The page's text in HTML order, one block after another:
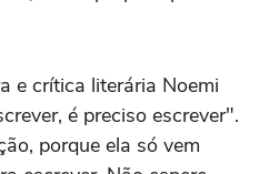
e crítica literária Noemi
é preciso escrever".
porque ela só vem